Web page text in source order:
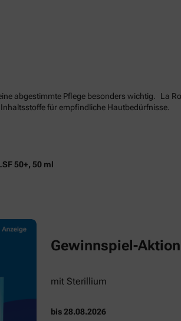
abgestimmte Pflege besonders wichtig. La
für empfindliche Hautbedürfnisse.
50+, 50 ml
Gewinnspiel-Aktion
mit Sterillium
bis 28.08.2026